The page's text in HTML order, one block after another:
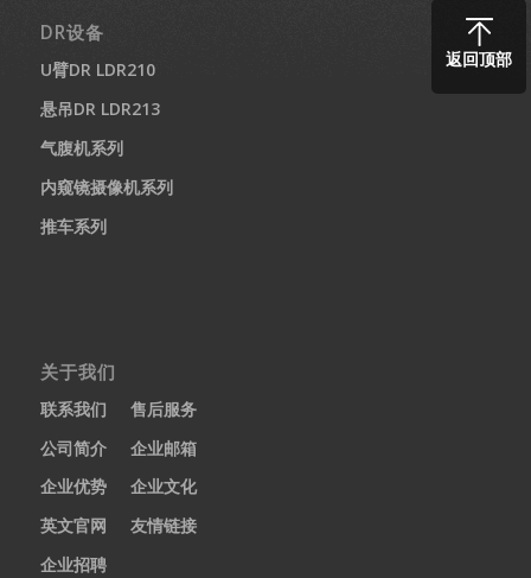
DR设备
U臂DR LDR210
悬吊DR LDR213
气腹机系列
内窥镜摄像机系列
推车系列
关于我们
联系我们
售后服务
公司简介
企业邮箱
企业优势
企业文化
英文官网
友情链接
企业招聘
返回顶部